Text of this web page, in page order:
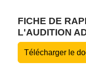
FICHE DE
L'AUDITION
Télécharger le